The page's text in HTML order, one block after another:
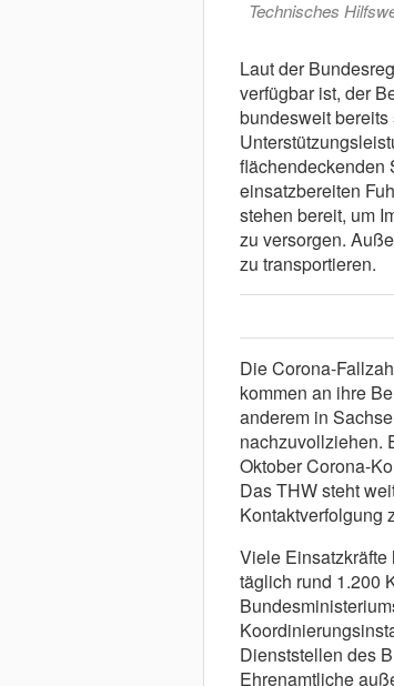
Technisches
Laut der
verfügbar ist, der
bundesweit
flächendeckenden
einsatzbereiten
stehen bereit, um
zu versorgen.
zu transportieren.
Die Corona-
kommen an ihre
anderem in
nachzuvollziehen.
Oktober Corona-
Das THW steht
Kontaktverfolgung
Viele Einsatzkräfte
täglich rund 1.200
Dienststellen des
Ehrenamtliche